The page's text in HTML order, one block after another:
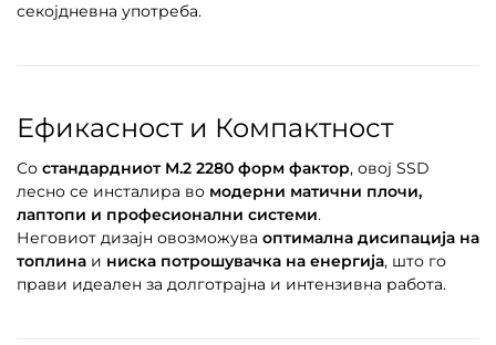
секојдневна употреба.
Ефикасност и Компактност
Со стандардниот M.2 2280 форм фактор, овој SSD
лесно се инсталира во модерни матични плочи,
лаптопи и професионални системи.
Неговиот дизајн овозможува оптимална дисипација на
топлина и ниска потрошувачка на енергија, што го
прави идеален за долготрајна и интензивна работа.